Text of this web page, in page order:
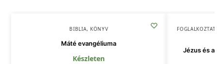
BIBLIA, KÖNYV
Máté evangéliuma
Készleten
Jézus és a